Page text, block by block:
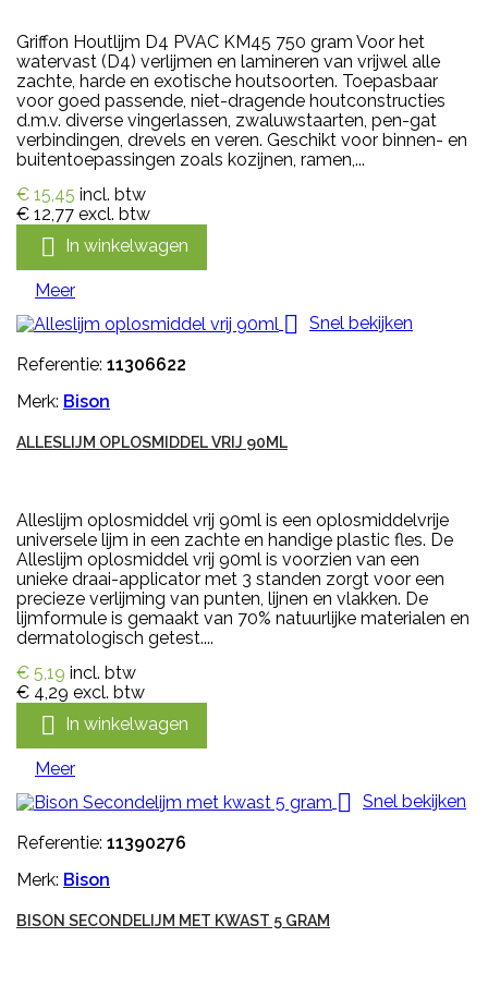
Griffon Houtlijm D4 PVAC KM45 750 gram Voor het
watervast (D4) verlijmen en lamineren van vrijwel alle
zachte, harde en exotische houtsoorten. Toepasbaar
voor goed passende, niet-dragende houtconstructies
d.m.v. diverse vingerlassen, zwaluwstaarten, pen-gat
verbindingen, drevels en veren. Geschikt voor binnen- en
buitentoepassingen zoals kozijnen, ramen,...
€ 15,45 incl. btw
€ 12,77 excl. btw
 In winkelwagen
Meer
 Snel bekijken
Referentie: 11306622
Merk: Bison
ALLESLIJM OPLOSMIDDEL VRIJ 90ML
Alleslijm oplosmiddel vrij 90ml is een oplosmiddelvrije
universele lijm in een zachte en handige plastic fles. De
Alleslijm oplosmiddel vrij 90ml is voorzien van een
unieke draai-applicator met 3 standen zorgt voor een
precieze verlijming van punten, lijnen en vlakken. De
lijmformule is gemaakt van 70% natuurlijke materialen en
dermatologisch getest....
€ 5,19 incl. btw
€ 4,29 excl. btw
 In winkelwagen
Meer
 Snel bekijken
Referentie: 11390276
Merk: Bison
BISON SECONDELIJM MET KWAST 5 GRAM